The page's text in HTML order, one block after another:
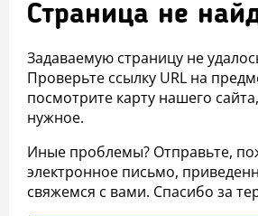
Страница не
Задаваемую страницу не
Проверьте ссылку URL на
посмотрите карту нашего
нужное.
Иные проблемы? Отправьте,
электронное письмо,
свяжемся с вами. Спасибо за